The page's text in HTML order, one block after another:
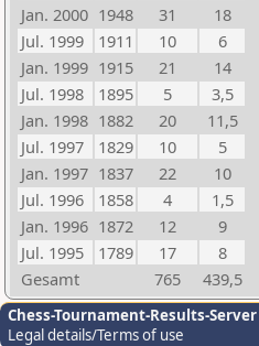
Jan. 2000 1948 31
18
Jul. 1999
1911 10
6
Jan. 1999 1915 21
14
Jul. 1998
1895 5
3,5
Jan. 1998 1882 20
11,5
Jul. 1997
1829 10
5
Jan. 1997 1837 22
10
Jul. 1996
1858 4
1,5
Jan. 1996 1872 12
9
Jul. 1995
1789 17
8
Gesamt
765 439,5
Chess-Tournament-Results-Server
Legal details/Terms of use